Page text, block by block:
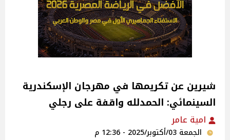
شيرين عن تكريمها في مهرجان الإسكندرية
السينمائي: الحمدلله واقفة على رجلي
امية عامر
الجمعة 03/أكتوبر/2025 - 12:36 م